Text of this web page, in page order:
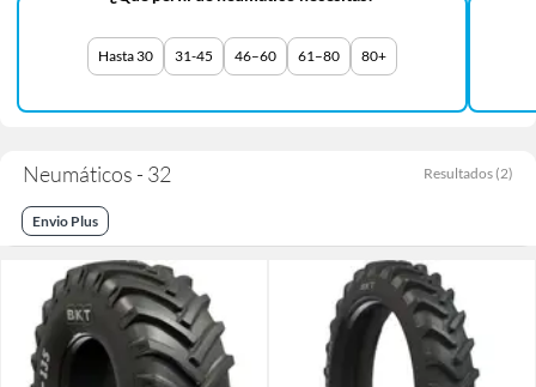
Hasta 30 31-45 46–60 61–80 80+
Neumáticos - 32 Resultados (2)
Envio Plus